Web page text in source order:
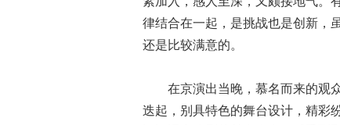
律结合在一起，是挑战也是创新，
还是比较满意的。
在京演出当晚，慕名而来的观众
迭起，别具特色的舞台设计，精彩